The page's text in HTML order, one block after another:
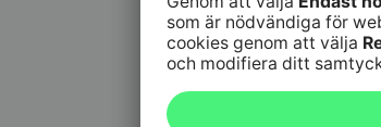
Spärrtjänst för kort 24
h/dygn
020 333